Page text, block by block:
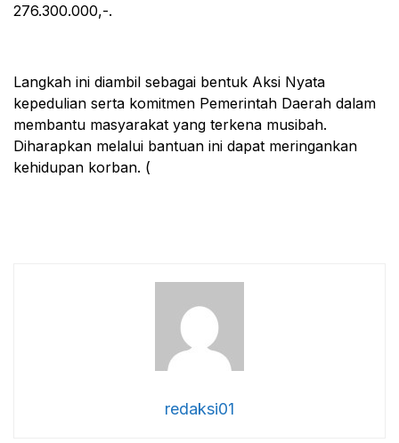
276.300.000,-.
Langkah ini diambil sebagai bentuk Aksi Nyata
kepedulian serta komitmen Pemerintah Daerah dalam
membantu masyarakat yang terkena musibah.
Diharapkan melalui bantuan ini dapat meringankan
kehidupan korban. (
redaksi01